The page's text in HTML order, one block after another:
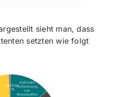
sieht man, dass
setzten wie folgt